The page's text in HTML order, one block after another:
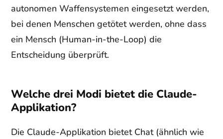
autonomen Waffensystemen eingesetzt werden,
bei denen Menschen getötet werden, ohne dass
ein Mensch (Human-in-the-Loop) die
Entscheidung überprüft.
Welche drei Modi bietet die Claude-
Applikation?
Die Claude-Applikation bietet Chat (ähnlich wie